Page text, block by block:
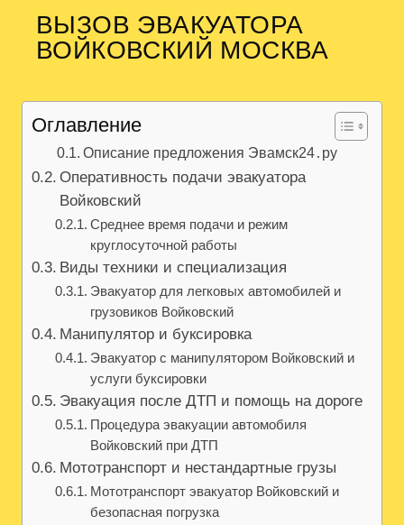
ВЫЗОВ ЭВАКУАТОРА
ВОЙКОВСКИЙ МОСКВА
Оглавление
Описание предложения Эвамск24․ру
Оперативность подачи эвакуатора
Войковский
Среднее время подачи и режим
круглосуточной работы
Виды техники и специализация
Эвакуатор для легковых автомобилей и
грузовиков Войковский
Манипулятор и буксировка
Эвакуатор с манипулятором Войковский и
услуги буксировки
Эвакуация после ДТП и помощь на дороге
Процедура эвакуации автомобиля
Войковский при ДТП
Мототранспорт и нестандартные грузы
Мототранспорт эвакуатор Войковский и
безопасная погрузка